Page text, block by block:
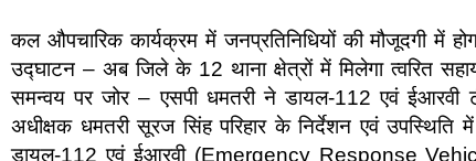
कल औपचारिक कार्यक्रम में जनप्रतिनिधियों की मौजूदगी में
उद्घाटन – अब जिले के 12 थाना क्षेत्रों में मिलेगा त्वरित
समन्वय पर जोर – एसपी धमतरी ने डायल-112 एवं ईआरवी
अधीक्षक धमतरी सूरज सिंह परिहार के निर्देशन एवं उपस्थिति
डायल-112 एवं ईआरवी (Emergency Response